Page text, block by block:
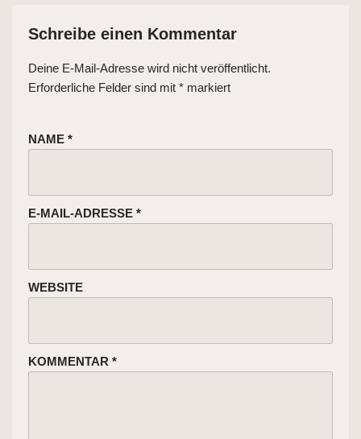
Schreibe einen Kommentar
Deine E-Mail-Adresse wird nicht veröffentlicht.
Erforderliche Felder sind mit * markiert
NAME *
E-MAIL-ADRESSE *
WEBSITE
KOMMENTAR *